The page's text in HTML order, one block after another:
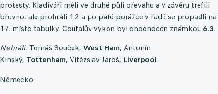
protesty. Kladiváři měli ve druhé půli převahu a v závěru trefili
břevno, ale prohráli 1:2 a po páté porážce v řadě se propadli na
17. místo tabulky. Coufalův výkon byl ohodnocen známkou 6.3.
Nehráli:Tomáš Souček, West Ham, Antonín
Kinský, Tottenham, Vítězslav Jaroš, Liverpool
Německo